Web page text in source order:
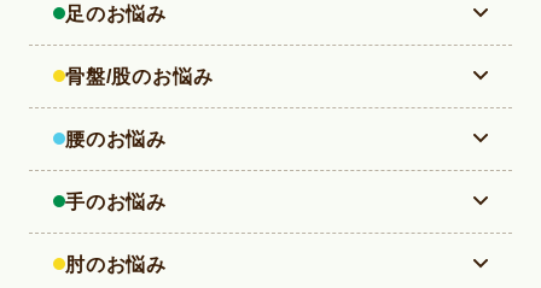
【膝】膝蓋骨脱臼
【膝】スポーツによる膝の慢性障害/ ジャンパー膝/ラ
【膝】離断性骨軟骨炎
【膝】膝蓋骨脱臼
【膝】スポーツによる膝の慢性障害/ ジャンパー膝/ラ
【膝】離断性骨軟骨炎
【膝】膝靱帯損傷
足のお悩み
【足】足関節捻挫
【足】足関節果部骨折（脱臼骨折）
骨盤/股のお悩み
【股】鼠径部痛症候群/ グロインペイン症候群
【股】骨盤骨折
【股】発育成股関節京成不全
腰のお悩み
【腰】腰椎分離症/分離すべり症
【腰】腰椎変性すべり症
手のお悩み
【手】正中神経麻痺
肘のお悩み